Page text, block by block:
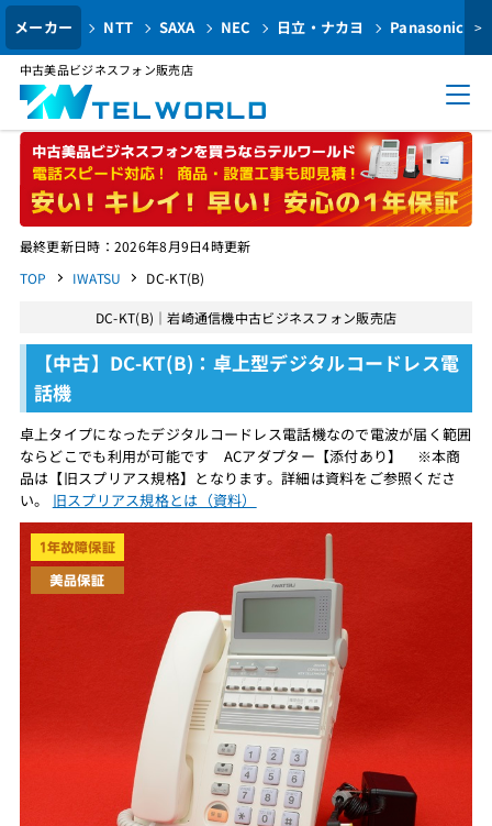
メーカー NTT SAXA NEC 日立・ナカヨ Panasonic >
中古美品ビジネスフォン販売店
最終更新日時：2026年8月9日4時更新
TOP
IWATSU DC-KT(B)
DC-KT(B)｜岩崎通信機中古ビジネスフォン販売店
【中古】DC-KT(B)：卓上型デジタルコードレス電
話機
卓上タイプになったデジタルコードレス電話機なので電波が届く範囲
ならどこでも利用が可能です ACアダプター【添付あり】 ※本商
品は【旧スプリアス規格】となります。詳細は資料をご参照くださ
い。 旧スプリアス規格とは（資料）